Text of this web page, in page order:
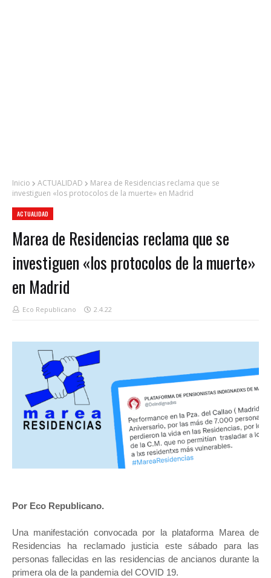
Inicio ACTUALIDAD
Marea de Residencias reclama que se
investiguen «los protocolos de la muerte» en Madrid
ACTUALIDAD
Marea de Residencias reclama que se
investiguen «los protocolos de la muerte»
en Madrid
Eco Republicano 2.4.22
Por Eco Republicano.
Una manifestación convocada por la plataforma Marea de
Residencias ha reclamado justicia este sábado para las
personas fallecidas en las residencias de ancianos durante la
primera ola de la pandemia del COVID 19.